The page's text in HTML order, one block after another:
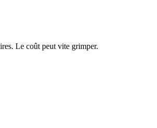
Le coût peut vite grimper.